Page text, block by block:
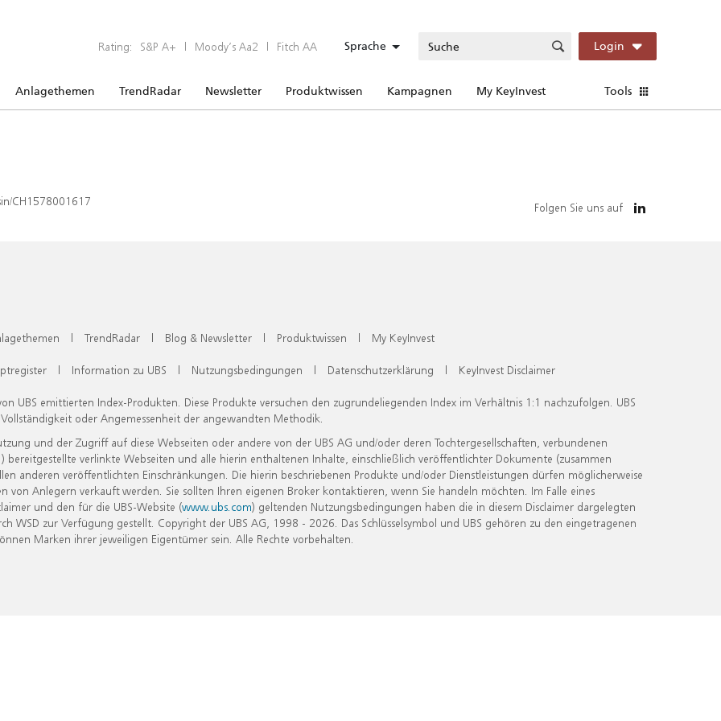
Rating: S&P A+ | Moody’s Aa2 | Fitch AA Sprache Login
Anlagethemen TrendRadar Newsletter Produktwissen Kampagnen My KeyInvest Tools
CH1578001617 Folgen Sie uns auf
| TrendRadar | Blog & Newsletter | Produktwissen | My KeyInvest
| Information zu UBS | Nutzungsbedingungen | Datenschutzerklärung | KeyInvest Disclaimer
UBS emittierten Index-Produkten. Diese Produkte versuchen den zugrundeliegenden Index im Verhältnis 1:1 nachzufolgen. UBS
oder Angemessenheit der angewandten Methodik.
und der Zugriff auf diese Webseiten oder andere von der UBS AG und/oder deren Tochtergesellschaften, verbundenen
verlinkte Webseiten und alle hierin enthaltenen Inhalte, einschließlich veröffentlichter Dokumente (zusammen
anderen veröffentlichten Einschränkungen. Die hierin beschriebenen Produkte und/oder Dienstleistungen dürfen möglicherweise
Anlegern verkauft werden. Sie sollten Ihren eigenen Broker kontaktieren, wenn Sie handeln möchten. Im Falle eines
und den für die UBS-Website (www.ubs.com) geltenden Nutzungsbedingungen haben die in diesem Disclaimer dargelegten
zur Verfügung gestellt. Copyright der UBS AG, 1998 - 2026. Das Schlüsselsymbol und UBS gehören zu den eingetragenen
Marken ihrer jeweiligen Eigentümer sein. Alle Rechte vorbehalten.